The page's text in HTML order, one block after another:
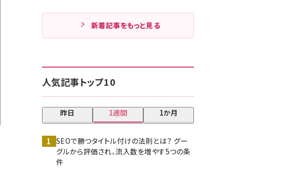
新着記事をもっと見る
人気記事トップ10
昨日 1週間 1か月
SEOで勝つタイトル付けの法則とは？ グー
グルから評価され、流入数を増やす5つの条
件